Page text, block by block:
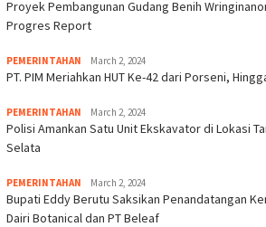
Proyek Pembangunan Gudang Benih
Progres Report
PEMERINTAHAN March 2, 2024
PT. PIM Meriahkan HUT Ke-42 dari Porseni,
PEMERINTAHAN March 2, 2024
Polisi Amankan Satu Unit Ekskavator di Lokasi
Selata
PEMERINTAHAN March 2, 2024
Bupati Eddy Berutu Saksikan Penandatangan
Dairi Botanical dan PT Beleaf